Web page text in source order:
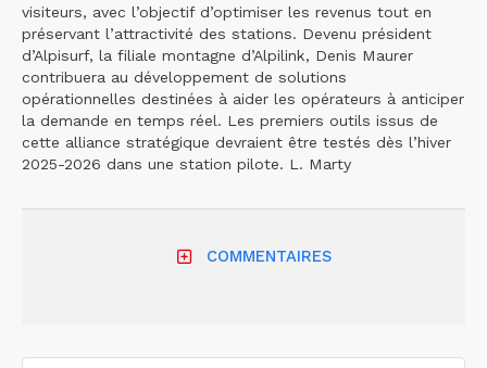
visiteurs, avec l’objectif d’optimiser les revenus tout en
préservant l’attractivité des stations. Devenu président
d’Alpisurf, la filiale montagne d’Alpilink, Denis Maurer
contribuera au développement de solutions
opérationnelles destinées à aider les opérateurs à anticiper
la demande en temps réel. Les premiers outils issus de
cette alliance stratégique devraient être testés dès l’hiver
2025-2026 dans une station pilote. L. Marty
COMMENTAIRES